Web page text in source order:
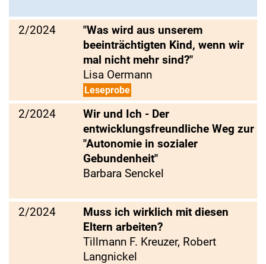
2/2024
"Was wird aus unserem
beeinträchtigten Kind, wenn wir
mal nicht mehr sind?"
Lisa Oermann
Leseprobe
2/2024
Wir und Ich - Der
entwicklungsfreundliche Weg zur
"Autonomie in sozialer
Gebundenheit"
Barbara Senckel
2/2024
Muss ich wirklich mit diesen
Eltern arbeiten?
Tillmann F. Kreuzer, Robert
Langnickel